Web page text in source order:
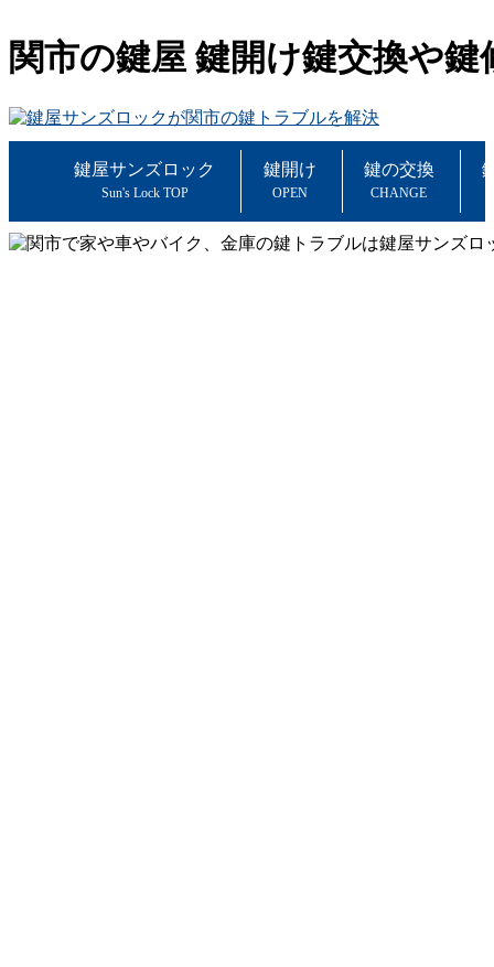
関市の鍵屋 鍵開け鍵交換や
鍵屋サンズロック
Sun's Lock TOP
鍵開け
OPEN
鍵の交換
CHANGE